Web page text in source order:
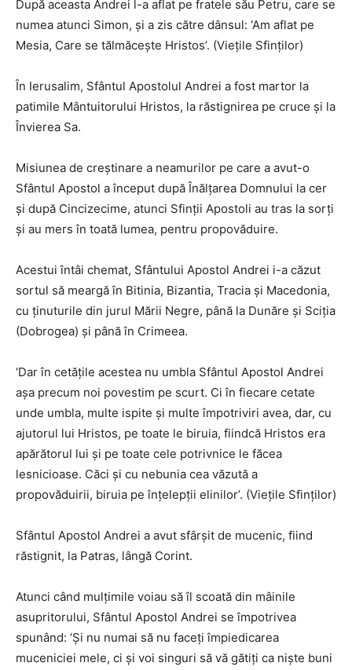
După aceasta Andrei l-a aflat pe fratele său Petru, care se
numea atunci Simon, și a zis către dânsul: ‘Am aflat pe
Mesia, Care se tălmăcește Hristos’. (Viețile Sfinților)
În Ierusalim, Sfântul Apostolul Andrei a fost martor la
patimile Mântuitorului Hristos, la răstignirea pe cruce și la
Învierea Sa.
Misiunea de creștinare a neamurilor pe care a avut-o
Sfântul Apostol a început după Înălțarea Domnului la cer
și după Cincizecime, atunci Sfinții Apostoli au tras la sorți
și au mers în toată lumea, pentru propovăduire.
Acestui întâi chemat, Sfântului Apostol Andrei i-a căzut
sortul să meargă în Bitinia, Bizantia, Tracia și Macedonia,
cu ținuturile din jurul Mării Negre, până la Dunăre și Sciția
(Dobrogea) și până în Crimeea.
‘Dar în cetățile acestea nu umbla Sfântul Apostol Andrei
așa precum noi povestim pe scurt. Ci în fiecare cetate
unde umbla, multe ispite și multe împotriviri avea, dar, cu
ajutorul lui Hristos, pe toate le biruia, fiindcă Hristos era
apărătorul lui și pe toate cele potrivnice le făcea
lesnicioase. Căci și cu nebunia cea văzută a
propovăduirii, biruia pe înțelepții elinilor’. (Viețile Sfinților)
Sfântul Apostol Andrei a avut sfârșit de mucenic, fiind
răstignit, la Patras, lângă Corint.
Atunci când mulțimile voiau să îl scoată din mâinile
asupritorului, Sfântul Apostol Andrei se împotrivea
spunând: ‘Și nu numai să nu faceți împiedicarea
muceniciei mele, ci și voi singuri să vă gătiți ca niște buni